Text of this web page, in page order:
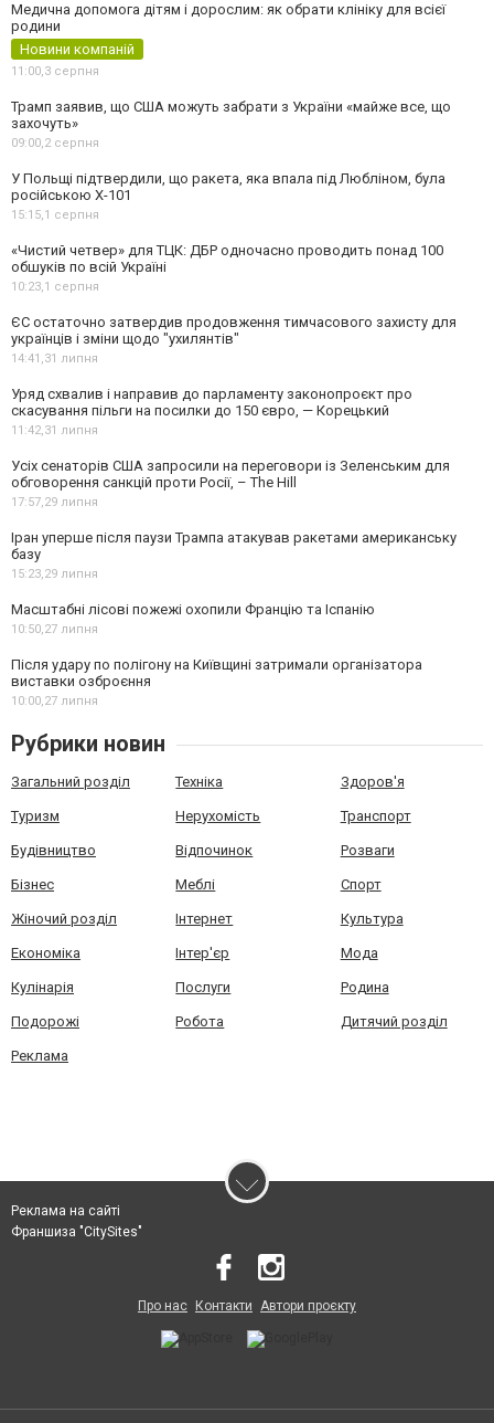
Медична допомога дітям і дорослим: як обрати клініку для всієї
родини
Новини компаній
11:00,3 серпня
Трамп заявив, що США можуть забрати з України «майже все, що
захочуть»
09:00,2 серпня
У Польщі підтвердили, що ракета, яка впала під Любліном, була
російською Х-101
15:15,1 серпня
«Чистий четвер» для ТЦК: ДБР одночасно проводить понад 100
обшуків по всій Україні
10:23,1 серпня
ЄС остаточно затвердив продовження тимчасового захисту для
українців і зміни щодо "ухилянтів"
14:41,31 липня
Уряд схвалив і направив до парламенту законопроєкт про
скасування пільги на посилки до 150 євро, — Корецький
11:42,31 липня
Усіх сенаторів США запросили на переговори із Зеленським для
обговорення санкцій проти Росії, – The Hill
17:57,29 липня
Іран уперше після паузи Трампа атакував ракетами американську
базу
15:23,29 липня
Масштабні лісові пожежі охопили Францію та Іспанію
10:50,27 липня
Після удару по полігону на Київщині затримали організатора
виставки озброєння
10:00,27 липня
Рубрики новин
Загальний розділ Техніка Здоров'я
Туризм Нерухомість Транспорт
Будівництво Відпочинок Розваги
Бізнес Меблі Спорт
Жіночий розділ Інтернет Культура
Економіка Інтер'єр Мода
Кулінарія Послуги Родина
Подорожі Робота Дитячий розділ
Реклама
Реклама на сайті
Франшиза "CitySites"
Про нас Контакти Автори проєкту